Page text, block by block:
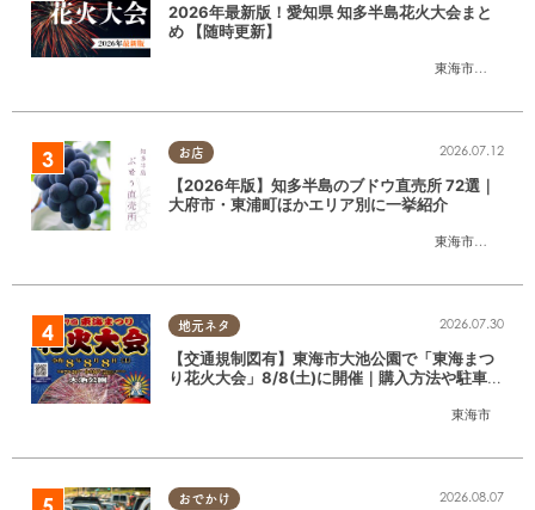
東海市
,大府市
2026年最新版！愛知県 知多半島花火大会まと
め 【随時更新】
お店
東海市
,大府市
2026.07.12
【2026年版】知多半島のブドウ直売所 72選｜
大府市・東浦町ほかエリア別に一挙紹介
地元ネタ
東海市
2026.07.30
【交通規制図有】東海市大池公園で「東海まつ
り花火大会」8/8(土)に開催｜購入方法や駐車場
おでかけ 2026.08.07